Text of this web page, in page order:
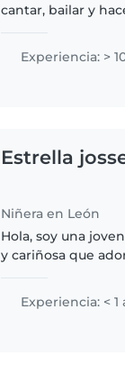
cantar, bailar y
Experiencia: >
Estrella
Niñera en León
Hola, soy una
y cariñosa que
infantil, tengo
niños de todas las
Experiencia: < 1